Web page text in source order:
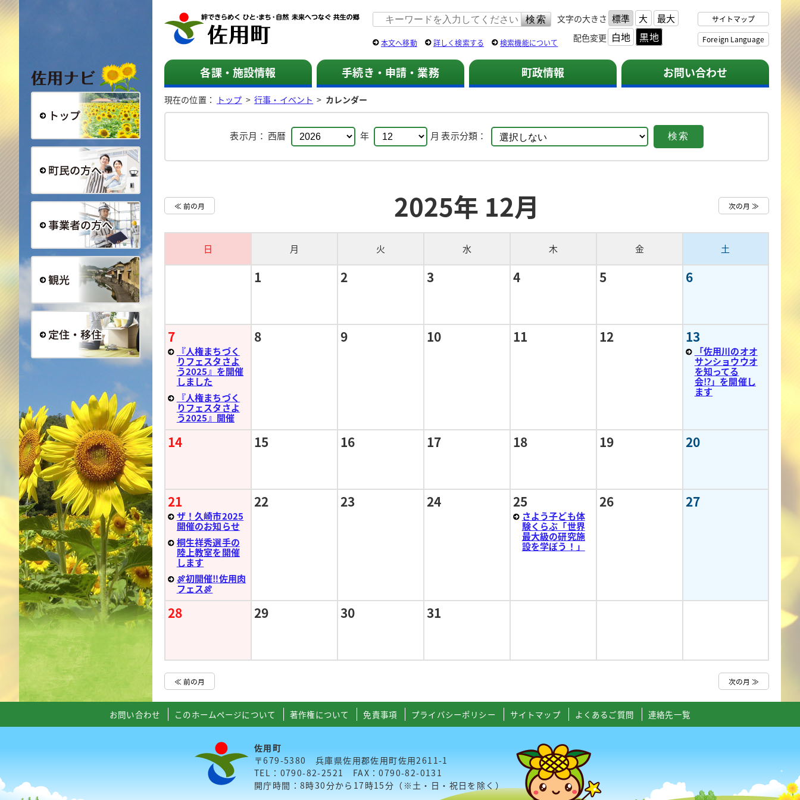
町民の方へ
事業者の方へ
定住・移住
佐用町 公式ホームページ 文字の大きさ 標準 大 最大
配色変更 白地 黒地
サイトマップ
Foreign Language
本文へ移動 詳しく検索する 検索機能について
各課・施設情報 手続き・申請・業務 町政情報 お問い合わせ
現在の位置： トップ >行事・イベント > カレンダー
表示月：西暦 年 月表示分類：
≪ 前の月 2025年 12月 次の月 ≫
日 月 火 水 木 金 土
1 2 3 4 5 6
7
『人権まちづく
りフェスタさよ
う2025』を開催
しました
『人権まちづく
りフェスタさよ
う2025』開催
8 9 10 11 12 13
「佐用川のオオ
サンショウウオ
を知ってる
会⁉」を開催し
ます
14 15 16 17 18 19 20
21
ザ！久崎市2025
開催のお知らせ
桐生祥秀選手の
陸上教室を開催
します
🍖初開催‼佐用肉
フェス🍖
22 23 24 25
さよう子ども体
験くらぶ「世界
最大級の研究施
設を学ぼう！」
26 27
28 29 30 31
≪ 前の月 次の月 ≫
お問い合わせ このホームページについて 著作権について 免責事項 プライバシーポリシー サイトマップ よくあるご質問 連絡先一覧
佐用町
〒679-5380 兵庫県佐用郡佐用町佐用2611-1
TEL：0790-82-2521 FAX：0790-82-0131
開庁時間：8時30分から17時15分（※土・日・祝日を除く）